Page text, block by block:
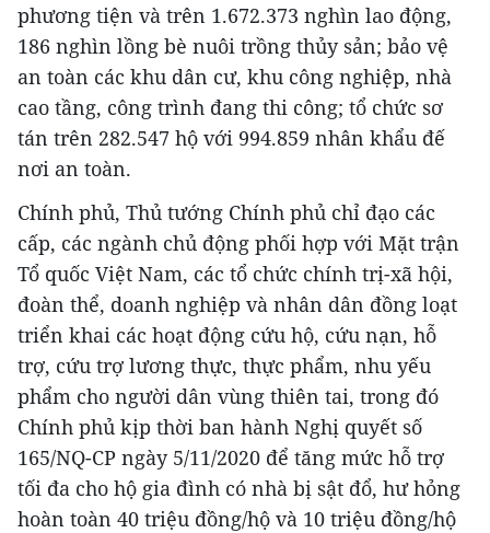
phương tiện và trên 1.672.373 nghìn lao động,
186 nghìn lồng bè nuôi trồng thủy sản; bảo vệ
an toàn các khu dân cư, khu công nghiệp, nhà
cao tầng, công trình đang thi công; tổ chức sơ
tán trên 282.547 hộ với 994.859 nhân khẩu đế
nơi an toàn.
Chính phủ, Thủ tướng Chính phủ chỉ đạo các
cấp, các ngành chủ động phối hợp với Mặt trận
Tổ quốc Việt Nam, các tổ chức chính trị-xã hội,
đoàn thể, doanh nghiệp và nhân dân đồng loạt
triển khai các hoạt động cứu hộ, cứu nạn, hỗ
trợ, cứu trợ lương thực, thực phẩm, nhu yếu
phẩm cho người dân vùng thiên tai, trong đó
Chính phủ kịp thời ban hành Nghị quyết số
165/NQ-CP ngày 5/11/2020 để tăng mức hỗ trợ
tối đa cho hộ gia đình có nhà bị sật đổ, hư hỏng
hoàn toàn 40 triệu đồng/hộ và 10 triệu đồng/hộ